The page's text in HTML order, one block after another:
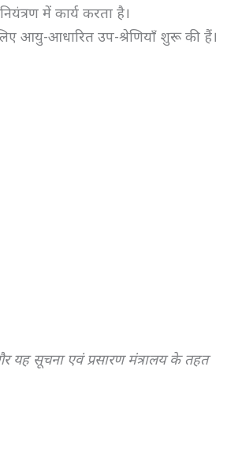
में कार्य करता है।
आयु-आधारित उप-श्रेणियाँ शुरू की हैं।
यह सूचना एवं प्रसारण मंत्रालय के तहत